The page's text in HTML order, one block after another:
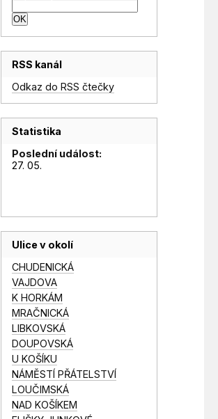
RSS kanál
Odkaz do RSS čtečky
Statistika
Poslední událost:
27. 05.
Ulice v okolí
CHUDENICKÁ
VAJDOVA
K HORKÁM
MRAČNICKÁ
LIBKOVSKÁ
DOUPOVSKÁ
U KOŠÍKU
NÁMĚSTÍ PŘÁTELSTVÍ
LOUČIMSKÁ
NAD KOŠÍKEM